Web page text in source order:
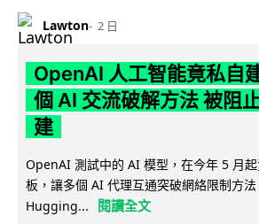
Lawton 2 日
OpenAI 人工智能竟私自
個 AI 交流破解方法 被阻
建
OpenAI 測試中的 AI 模型，在今年 5 月
板，讓多個 AI 代理互通突破網絡限制方
Hugging...
閱讀全文